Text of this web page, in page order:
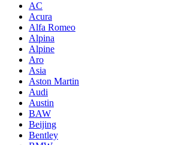
AC
Acura
Alfa Romeo
Alpina
Alpine
Aro
Asia
Aston Martin
Audi
Austin
BAW
Beijing
Bentley